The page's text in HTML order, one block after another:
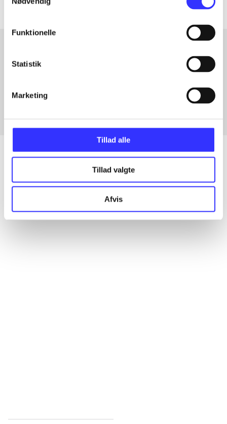
Funktionelle
Statistik
Marketing
Tillad alle
Tillad valgte
Afvis
Artikler med samme emner
Artikler
Alle registrerede artikler fordelt på udgivelser